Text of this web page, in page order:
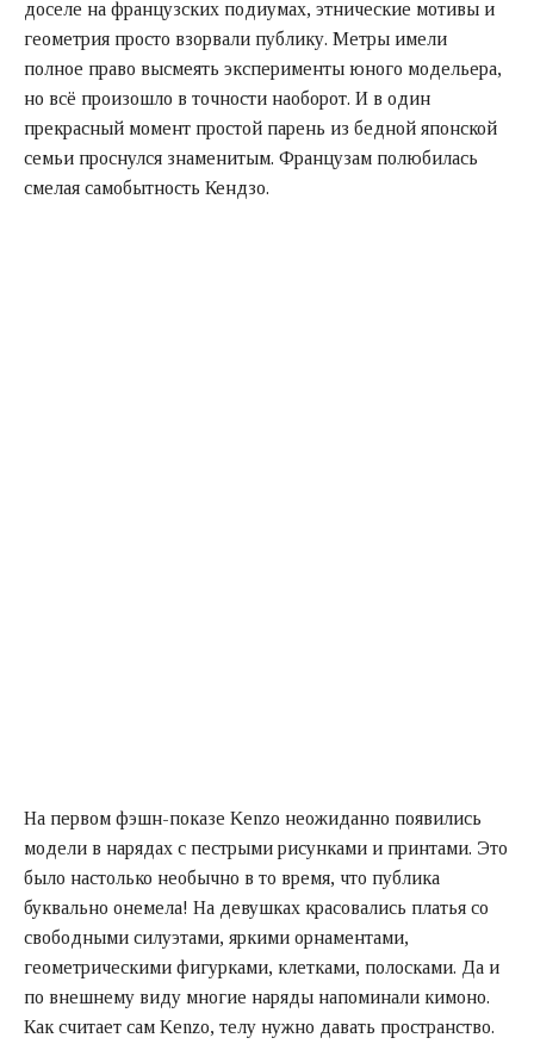
доселе на французских подиумах, этнические мотивы и
геометрия просто взорвали публику. Метры имели
полное право высмеять эксперименты юного модельера,
но всё произошло в точности наоборот. И в один
прекрасный момент простой парень из бедной японской
семьи проснулся знаменитым. Французам полюбилась
смелая самобытность Кендзо.
На первом фэшн-показе Kenzo неожиданно появились
модели в нарядах с пестрыми рисунками и принтами. Это
было настолько необычно в то время, что публика
буквально онемела! На девушках красовались платья со
свободными силуэтами, яркими орнаментами,
геометрическими фигурками, клетками, полосками. Да и
по внешнему виду многие наряды напоминали кимоно.
Как считает сам Kenzo, телу нужно давать пространство.